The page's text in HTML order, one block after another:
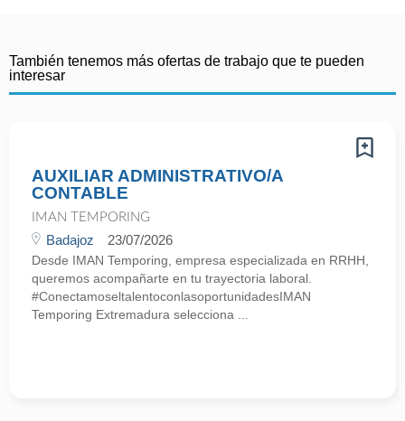
También tenemos más ofertas de trabajo que te pueden
interesar
AUXILIAR ADMINISTRATIVO/A
CONTABLE
IMAN TEMPORING
Badajoz 23/07/2026
Desde IMAN Temporing, empresa especializada en RRHH,
queremos acompañarte en tu trayectoria laboral.
#ConectamoseltalentoconlasoportunidadesIMAN
Temporing Extremadura selecciona ...